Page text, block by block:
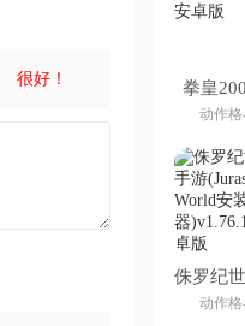
很好！
拳皇
云再
动作
侏罗纪
游
World安
动作